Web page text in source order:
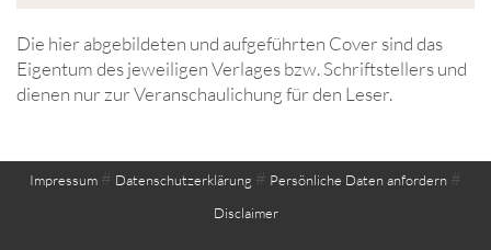
Die hier abgebildeten und aufgeführten Cover sind das
Eigentum des jeweiligen Verlages bzw. Schriftstellers und
dienen nur zur Veranschaulichung für den Leser.
Impressum # Datenschutzerklärung # Persönliche Daten anfordern #
Disclaimer